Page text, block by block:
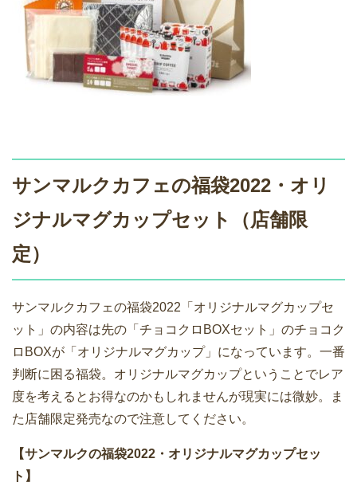
サンマルクカフェの福袋2022・オリ
ジナルマグカップセット（店舗限
定）
サンマルクカフェの福袋2022「オリジナルマグカップセ
ット」の内容は先の「チョコクロBOXセット」のチョコク
ロBOXが「オリジナルマグカップ」になっています。一番
判断に困る福袋。オリジナルマグカップということでレア
度を考えるとお得なのかもしれませんが現実には微妙。ま
た店舗限定発売なので注意してください。
【サンマルクの福袋2022・オリジナルマグカップセッ
ト】